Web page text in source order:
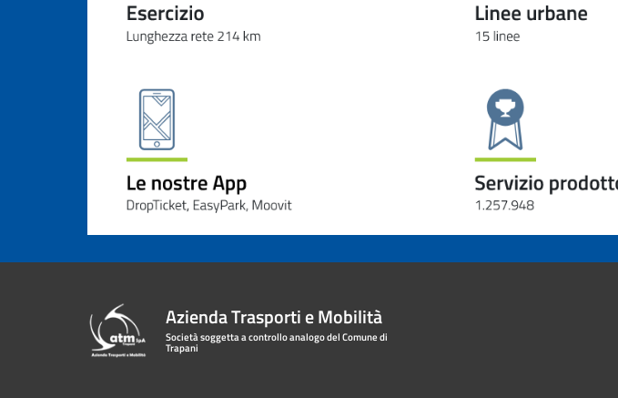
Azienda Trasporti e Mobilità
Società soggetta a controllo analogo del Comune di
Trapani